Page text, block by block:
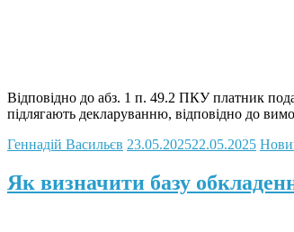
Відповідно до абз. 1 п. 49.2 ПКУ платник
підлягають декларуванню, відповідно до
Геннадій Васильєв 23.05.202522.05.2025
Як визначити базу